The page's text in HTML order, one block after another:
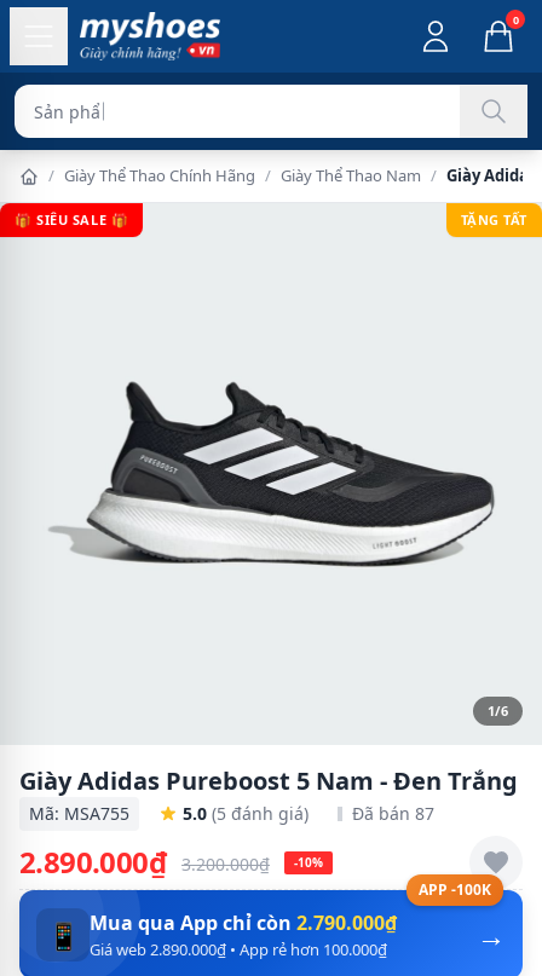
0
Sản phẩm chính hãng 10
/ Giày Thể Thao Chính Hãng / Giày Thể Thao Nam / Giày
🎁 SIÊU SALE 🎁 TẶNG TẤT
1/6
Giày Adidas Pureboost 5 Nam - Đen Trắng
Mã: MSA755 5.0 (5 đánh giá) Đã bán 87
2.890.000₫ 3.200.000₫ -10%
APP -100K
→
📱 Mua qua App chỉ còn 2.790.000₫
Giá web 2.890.000₫ • App rẻ hơn 100.000₫